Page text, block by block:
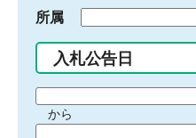
所属
入札公告日
間から